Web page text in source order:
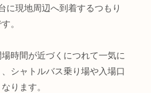
に現地周辺へ到着するつもり
。
時間が近づくにつれて一気に
シャトルバス乗り場や入場口
ります。